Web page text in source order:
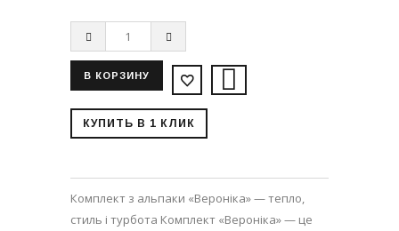
КУПИТЬ В 1 КЛИК
Комплект з альпаки «Вероніка» — тепло,
стиль і турбота Комплект «Вероніка» — це